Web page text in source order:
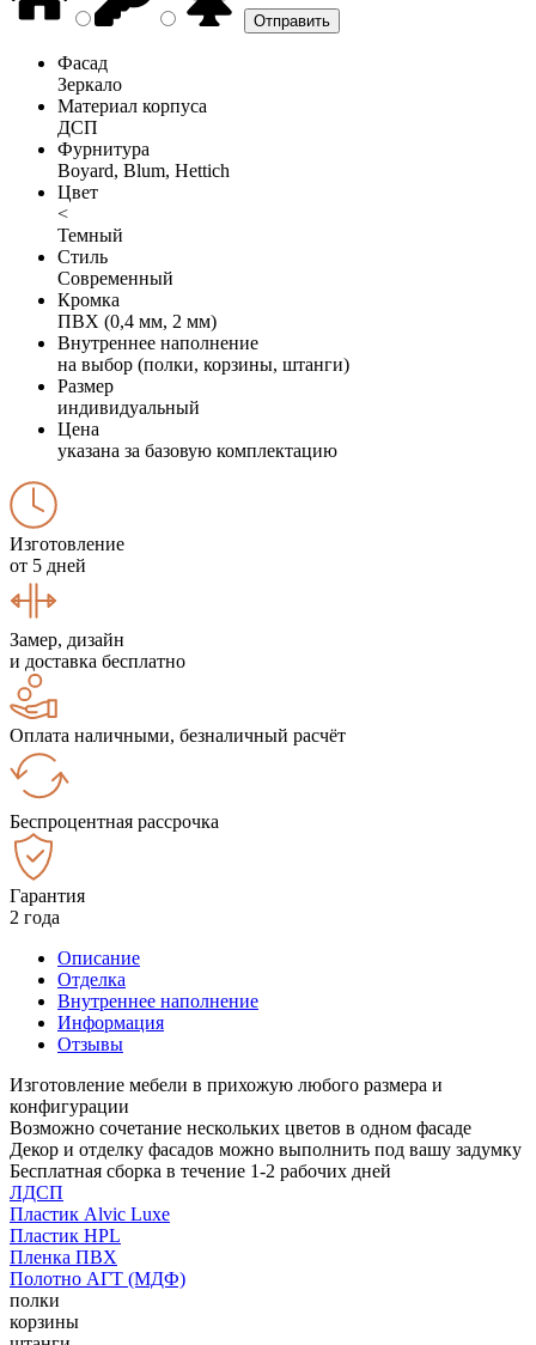
Фасад
Зеркало
Материал корпуса
ДСП
Фурнитура
Boyard, Blum, Hettich
Цвет
<
Темный
Стиль
Современный
Кромка
ПВХ (0,4 мм, 2 мм)
Внутреннее наполнение
на выбор (полки, корзины, штанги)
Размер
индивидуальный
Цена
указана за базовую комплектацию
Изготовление
от 5 дней
Замер, дизайн
и доставка бесплатно
Оплата наличными, безналичный расчёт
Беспроцентная рассрочка
Гарантия
2 года
Описание
Отделка
Внутреннее наполнение
Информация
Отзывы
Изготовление мебели в прихожую любого размера и
конфигурации
Возможно сочетание нескольких цветов в одном фасаде
Декор и отделку фасадов можно выполнить под вашу задумку
Бесплатная сборка в течение 1-2 рабочих дней
ЛДСП
Пластик Alvic Luxe
Пластик HPL
Пленка ПВХ
Полотно АГТ (МДФ)
полки
корзины